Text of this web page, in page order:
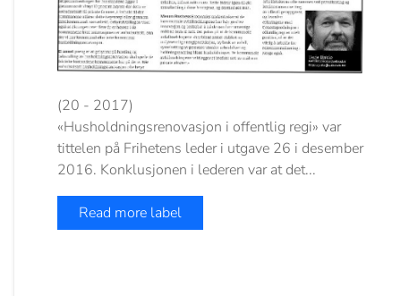
(20 - 2017)
«Husholdningsrenovasjon i offentlig regi» var
tittelen på Frihetens leder i utgave 26 i desember
2016. Konklusjonen i lederen var at det...
Read more label